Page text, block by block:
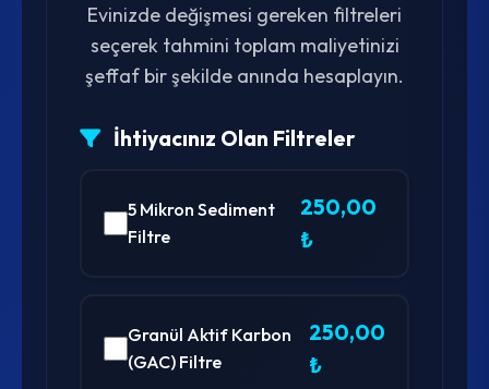
Evinizde değişmesi gereken filtreleri
seçerek tahmini toplam maliyetinizi
şeffaf bir şekilde anında hesaplayın.
İhtiyacınız Olan Filtreler
5 Mikron Sediment
Filtre
250,00
₺
Granül Aktif Karbon
(GAC) Filtre
250,00
₺